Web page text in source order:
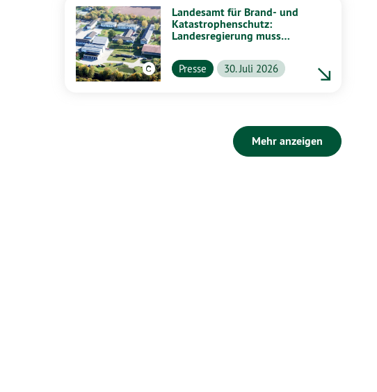
Landesamt für Brand- und
Katastrophenschutz:
Landesregierung muss
Presse 30. Juli 2026
Mehr anzeigen